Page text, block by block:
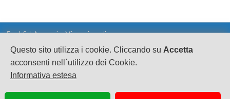
Questo sito utilizza i cookie. Cliccando su Accetta
acconsenti nell`utilizzo dei Cookie.
Informativa estesa
Fast Srl Agenzia Viaggi on line
CF e PI 02628080695
sede legale: Via A.Sciorilli 1
S.Eusanio del Sangro CH cap 66037
Scia n°63917 Suap SangroAventino Reg. Abruzzo
Pec: fast.turismo@legalmail.it